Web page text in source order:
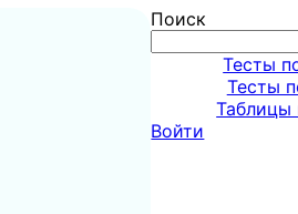
Поиск
Тесты
Тесты
Таблицы
Войти